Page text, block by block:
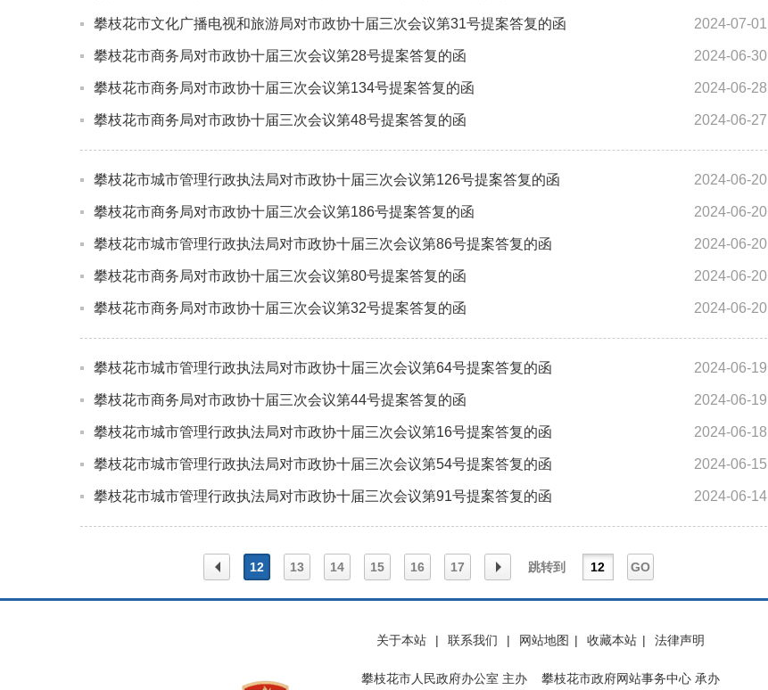
2024-07-01
攀枝花市文化广播电视和旅游局对市政协十届三次会议第31号提案答复的函
2024-06-30
攀枝花市商务局对市政协十届三次会议第28号提案答复的函
2024-06-28
攀枝花市商务局对市政协十届三次会议第134号提案答复的函
2024-06-27
攀枝花市商务局对市政协十届三次会议第48号提案答复的函
2024-06-20
攀枝花市城市管理行政执法局对市政协十届三次会议第126号提案答复的函
2024-06-20
攀枝花市商务局对市政协十届三次会议第186号提案答复的函
2024-06-20
攀枝花市城市管理行政执法局对市政协十届三次会议第86号提案答复的函
2024-06-20
攀枝花市商务局对市政协十届三次会议第80号提案答复的函
2024-06-20
攀枝花市商务局对市政协十届三次会议第32号提案答复的函
2024-06-19
攀枝花市城市管理行政执法局对市政协十届三次会议第64号提案答复的函
2024-06-19
攀枝花市商务局对市政协十届三次会议第44号提案答复的函
2024-06-18
攀枝花市城市管理行政执法局对市政协十届三次会议第16号提案答复的函
2024-06-15
攀枝花市城市管理行政执法局对市政协十届三次会议第54号提案答复的函
2024-06-14
攀枝花市城市管理行政执法局对市政协十届三次会议第91号提案答复的函
上一
12 13 14 15 16 17
下一
跳转到 GO
关于本站 | 联系我们 | 网站地图 | 收藏本站 | 法律声明
攀枝花市人民政府办公室 主办 攀枝花市政府网站事务中心 承办